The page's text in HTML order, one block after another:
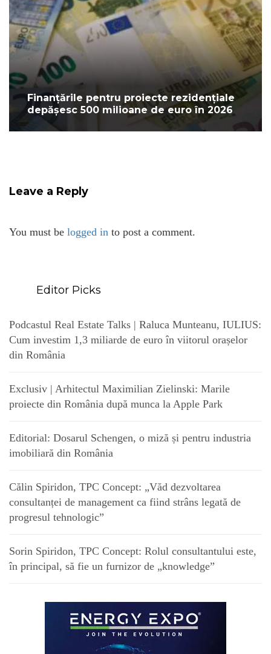
Finanțările pentru proiecte rezidențiale
depășesc 500 milioane de euro în 2026
Leave a Reply
You must be logged in to post a comment.
Editor Picks
Podcastul Real Estate Talks | Raluca Munteanu, IULIUS:
Cum investim 1,3 miliarde de euro în viitorul orașelor
din România
Exclusiv | Arhitectul Maximilian Zielinski: Marile
proiecte din România după munca la Apple Park
Editorial: Dosarul Schengen, o miză și pentru industria
imobiliară din România
Călin Spiridon, TPC Concept: „Văd dezvoltarea
consultanței de management ca fiind strâns legată de
progresul tehnologic”
Sorin Spiridon, TPC Concept: Rolul consultantului este,
în principal, să fie un furnizor de „knowledge”